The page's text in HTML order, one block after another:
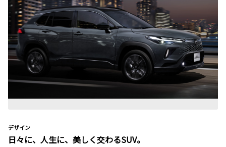
デザイン
日々に、人生に、美しく交わるSUV。